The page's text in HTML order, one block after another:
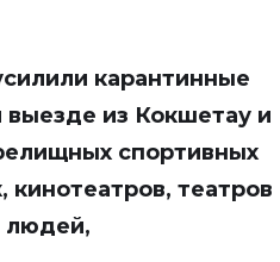
карантинные
из Кокшетау и
спортивных
театров
людей,